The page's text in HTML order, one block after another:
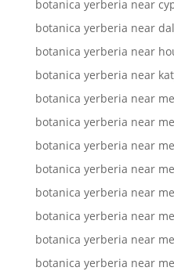
botanica yerberia near
botanica yerberia near
botanica yerberia near
botanica yerberia near
botanica yerberia near me
botanica yerberia near
botanica yerberia near
botanica yerberia near
botanica yerberia near
botanica yerberia near
botanica yerberia near
botanica yerberia near